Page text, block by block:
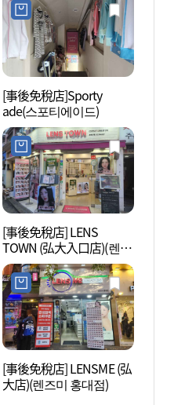
[事後免稅店]Sporty
ade(스포티에이드)
[事後免稅店] LENS
TOWN (弘大入口店)(렌즈
타운 홍대입구점)
[事後免稅店] LENSME (弘
大店)(렌즈미 홍대점)